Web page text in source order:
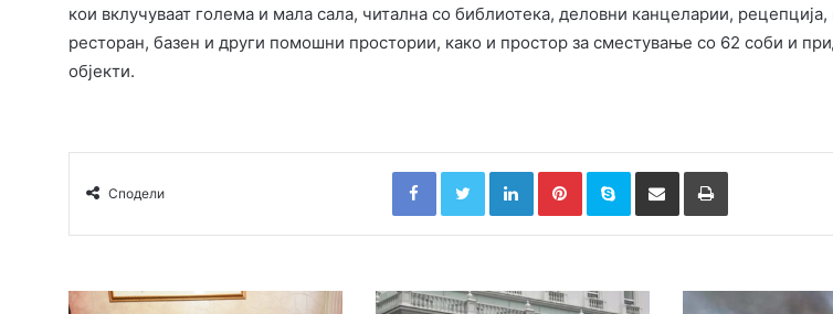
кои вклучуваат голема и мала сала, читална со библиотека, деловни канцеларии, рецепција,
ресторан, базен и други помошни простории, како и простор за сместување со 62 соби и
објекти.
Сподели
FacebookTwitterLinkedInPinterestSkype Сподели преку Е-маил Испринтај